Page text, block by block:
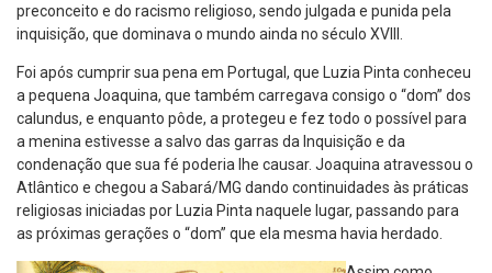
preconceito e do racismo religioso, sendo julgada e punida pela
inquisição, que dominava o mundo ainda no século XVIII.
Foi após cumprir sua pena em Portugal, que Luzia Pinta conheceu
a pequena Joaquina, que também carregava consigo o “dom” dos
calundus, e enquanto pôde, a protegeu e fez todo o possível para
a menina estivesse a salvo das garras da Inquisição e da
condenação que sua fé poderia lhe causar. Joaquina atravessou o
Atlântico e chegou a Sabará/MG dando continuidades às práticas
religiosas iniciadas por Luzia Pinta naquele lugar, passando para
as próximas gerações o “dom” que ela mesma havia herdado.